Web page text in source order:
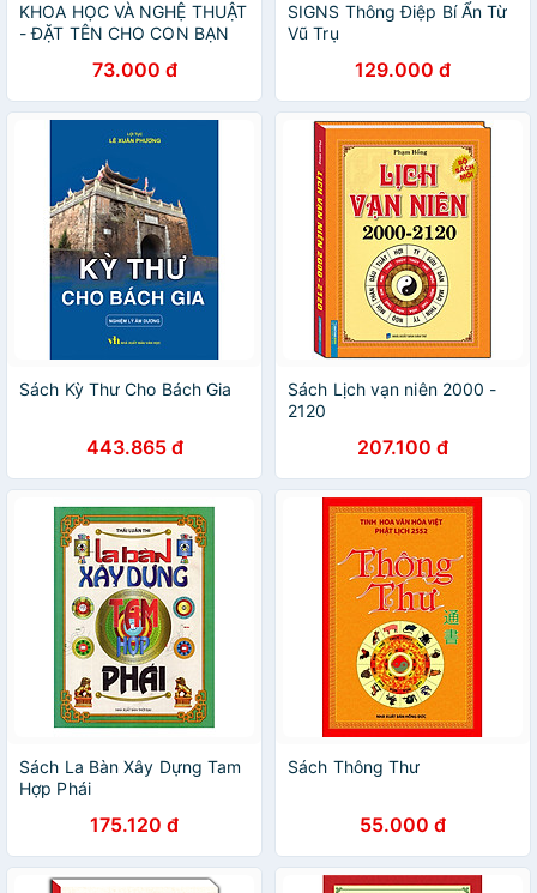
KHOA HỌC VÀ NGHỆ THUẬT
- ĐẶT TÊN CHO CON BẠN
73.000 đ
SIGNS Thông Điệp Bí Ẩn Từ
Vũ Trụ
129.000 đ
Sách Kỳ Thư Cho Bách Gia
443.865 đ
Sách Lịch vạn niên 2000 -
2120
207.100 đ
Sách La Bàn Xây Dựng Tam
Hợp Phái
175.120 đ
Sách Thông Thư
55.000 đ